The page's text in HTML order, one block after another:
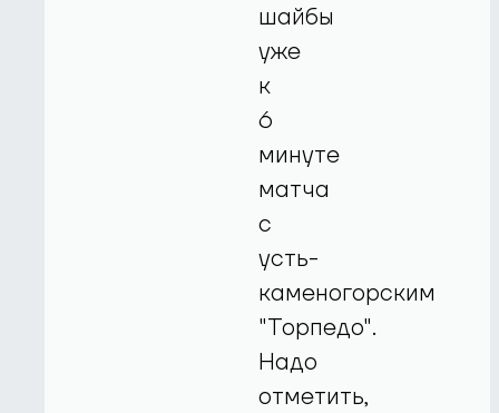
шайбы
уже
к
6
минуте
матча
с
усть-
каменогорским
"Торпедо".
Надо
отметить,